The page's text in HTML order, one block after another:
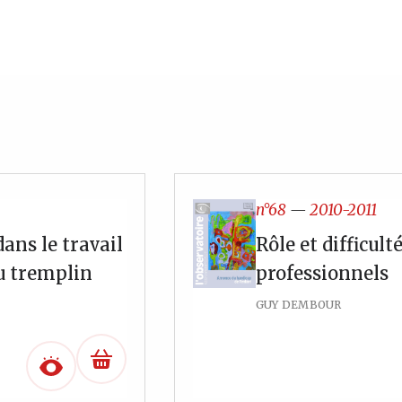
le travail
tremplin
n°68 —2010-2011
Rôle et
professionnels
GUY DEMBOUR